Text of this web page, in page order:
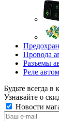
Провода
Разъемы
Реле
Будьте всегда в
Узнавайте о
Новости